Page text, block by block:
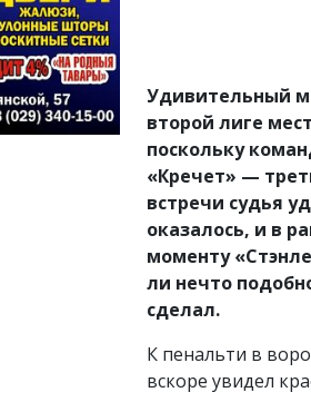
Удивительный
второй лиге
поскольку
«Кречет» —
встречи судья
оказалось, и в
моменту
ли нечто
сделал.
К пенальти в
вскоре увидел